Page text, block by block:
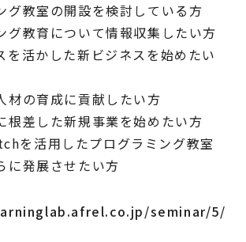
グ教室の開設を検討している方
グ教育について情報収集したい方
を活かした新ビジネスを始めたい
材の育成に貢献したい方
根差した新規事業を始めたい方
を活用したプログラミング教室
に発展させたい方
seminar/5/